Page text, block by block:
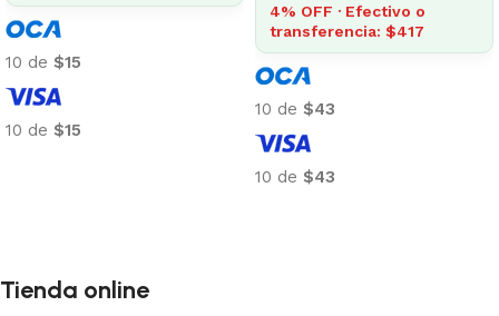
10 de $15
10 de $15
4% OFF · Efectivo o
transferencia: $417
10 de $43
10 de $43
Tienda online